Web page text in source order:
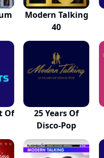
Modern Talking
40
Of
25 Years Of
Disco-Pop